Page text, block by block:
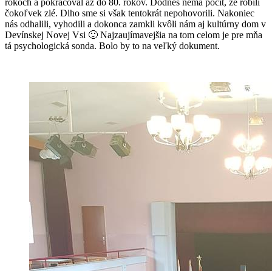
čokoľvek zlé. Dlho sme si však tentokrát nepohovorili. Nakoniec
nás odhalili, vyhodili a dokonca zamkli kvôli nám aj kultúrny dom v
Devínskej Novej Vsi 🙂 Najzaujímavejšia na tom celom je pre mňa
tá psychologická sonda. Bolo by to na veľký dokument.